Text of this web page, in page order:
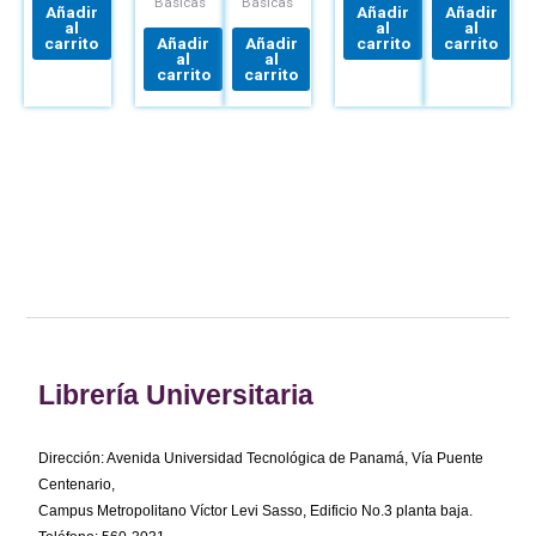
Añadir
al
carrito
Añadir
al
carrito
Añadir
al
carrito
Añadir
al
carrito
Añadir
al
carrito
Librería Universitaria
Dirección: Avenida Universidad Tecnológica de Panamá, Vía Puente
Centenario,
Campus Metropolitano Víctor Levi Sasso, Edificio No.3 planta baja.